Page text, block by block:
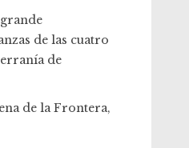
de las cuatro
de
de la Frontera,